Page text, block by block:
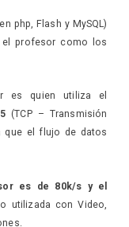
php, Flash y MySQL)
el profesor como los
es quien utiliza el
(TCP – Transmisión
que el flujo de datos
es de 80k/s y el
utilizada con Video,